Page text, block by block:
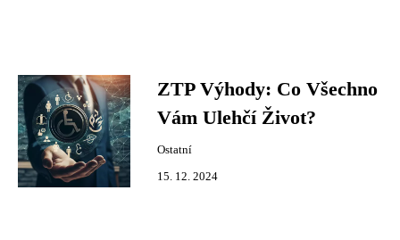
ZTP Výhody: Co Všechno
Vám Ulehčí Život?
Ostatní
15. 12. 2024